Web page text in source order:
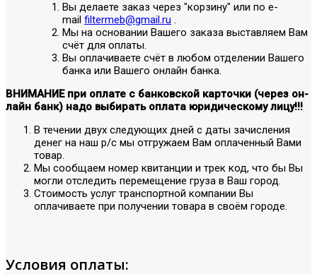
Вы делаете заказ через "корзину" или по е-
mail filtermeb@gmail.ru .
Мы на основании Вашего заказа выставляем Вам
счёт для оплаты.
Вы оплачиваете счёт в любом отделении Вашего
банка или Вашего онлайн банка.
ВНИМАНИЕ при оплате с банковской карточки (через он-
лайн банк) надо выбирать оплата юридическому лицу!!!
В течении двух следующих дней с даты зачисления
денег на наш р/с мы отгружаем Вам оплаченный Вами
товар.
Мы сообщаем номер квитанции и трек код, что бы Вы
могли отследить перемещение груза в Ваш город.
Стоимость услуг транспортной компании Вы
оплачиваете при получении товара в своём городе.
Условия оплаты: